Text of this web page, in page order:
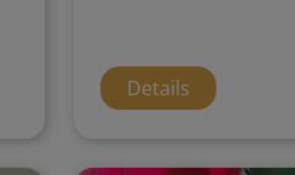
Details